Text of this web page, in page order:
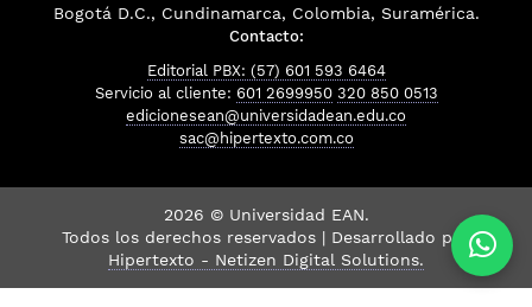
Bogotá D.C., Cundinamarca, Colombia, Suramérica.
Contacto:
Editorial PBX: (57) 601 593 6464
Servicio al cliente: 601 2699950 320 850 0513
edicionesean@universidadean.edu.co
sac@hipertexto.com.co
2026 © Universidad EAN.
Todos los derechos reservados | Desarrollado por
Hipertexto - Netizen Digital Solutions.